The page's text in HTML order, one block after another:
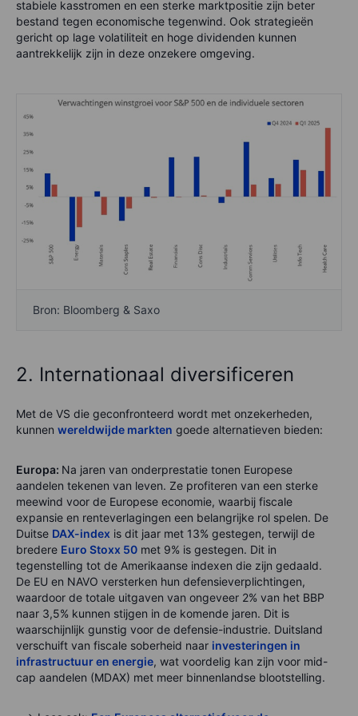
stabiele kasstromen en een sterke marktpositie zijn beter
bestand tegen economische tegenwind. Ook strategieën
gericht op lage volatiliteit en hoge dividenden kunnen
aantrekkelijk zijn in deze onzekere omgeving.
Bron: Bloomberg & Saxo
2. Internationaal diversificeren
Met de VS die geconfronteerd wordt met onzekerheden,
kunnen wereldwijde markten goede alternatieven bieden:
Europa: Na jaren van onderprestatie tonen Europese
aandelen tekenen van leven. Ze profiteren van een sterke
meewind voor de Europese economie, waarbij fiscale
expansie en renteverlagingen een belangrijke rol spelen. De
Duitse DAX-index is dit jaar met 13% gestegen, terwijl de
bredere Euro Stoxx 50 met 9% is gestegen. Dit in
tegenstelling tot de Amerikaanse indexen die zijn gedaald.
De EU en NAVO versterken hun defensieverplichtingen,
waardoor de totale uitgaven van ongeveer 2% van het BBP
naar 3,5% kunnen stijgen in de komende jaren. Dit is
waarschijnlijk gunstig voor de defensie-industrie. Duitsland
verschuift van fiscale soberheid naar investeringen in
infrastructuur en energie, wat voordelig kan zijn voor mid-
cap aandelen (MDAX) met meer binnenlandse blootstelling.